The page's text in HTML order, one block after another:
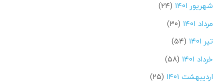
شهریور ۱۴۰۱
(۲۴)
مرداد ۱۴۰۱
(۳۰)
تیر ۱۴۰۱
(۵۴)
خرداد ۱۴۰۱
(۵۸)
اردیبهشت ۱۴۰۱
(۲۵)